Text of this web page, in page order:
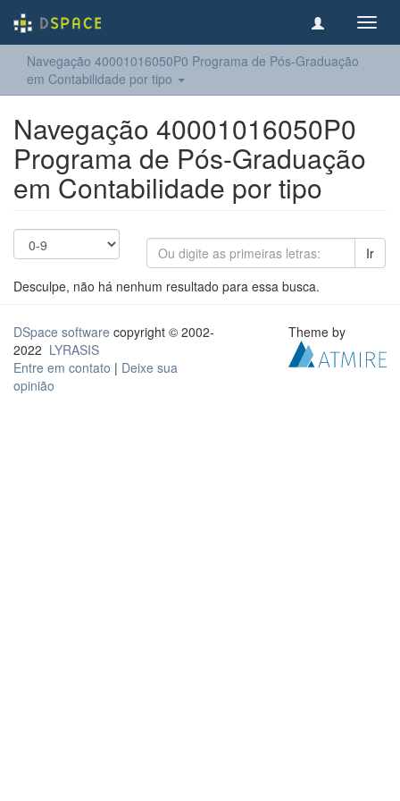
Navegação 40001016050P0 Programa de Pós-Graduação
em Contabilidade por tipo
Navegação 40001016050P0
Programa de Pós-Graduação
em Contabilidade por tipo
Ir
Desculpe, não há nenhum resultado para essa busca.
DSpace software copyright © 2002-
2022 LYRASIS
Entre em contato | Deixe sua
opinião
Theme by